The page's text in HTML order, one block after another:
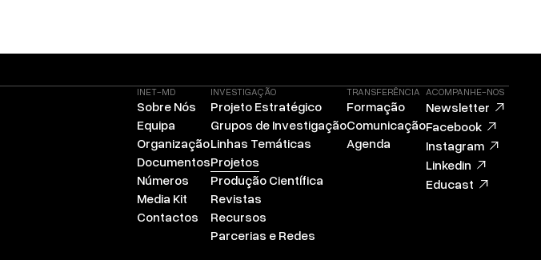
INET-MD
Sobre Nós
Equipa
Organização
Documentos
Números
Media Kit
Contactos
INVESTIGAÇÃO
Projeto Estratégico
Grupos de Investigação
Linhas Temáticas
Projetos
Produção Científica
Revistas
Recursos
Parcerias e Redes
TRANSFERÊNCIA
Formação
Comunicação
Agenda
ACOMPANHE-NOS
Newsletter
Facebook
Instagram
Linkedin
Educast